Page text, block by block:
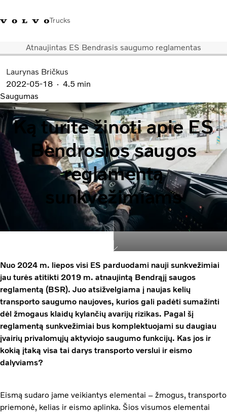
Trucks
+ 370 610 19991Volvo Trucks parduotuvėPrisijungti Lietuva
Transporto sprendimai
Sunkvežimiai
Paslaugos
Volvo Truck Builder
Kontaktai
Naujienos
Apie mus
Atnaujintas ES Bendrasis saugumo reglamentas
Laurynas Bričkus
2022-05-18
4.5 min
Saugumas
Ką turite žinoti apie ES
Bendrosios saugos
reglamentą
sunkvežimiams
Nuo 2024 m. liepos visi ES parduodami nauji sunkvežimiai
jau turės atitikti 2019 m. atnaujintą Bendrąjį saugos
reglamentą (BSR). Juo atsižvelgiama į naujas kelių
transporto saugumo naujoves, kurios gali padėti sumažinti
dėl žmogaus klaidų kylančių avarijų rizikas. Pagal šį
reglamentą sunkvežimiai bus komplektuojami su daugiau
įvairių privalomųjų aktyviojo saugumo funkcijų. Kas jos ir
kokią įtaką visa tai darys transporto verslui ir eismo
dalyviams?
Eismą sudaro jame veikiantys elementai – žmogus, transporto
priemonė, kelias ir eismo aplinka. Šios visumos elementai